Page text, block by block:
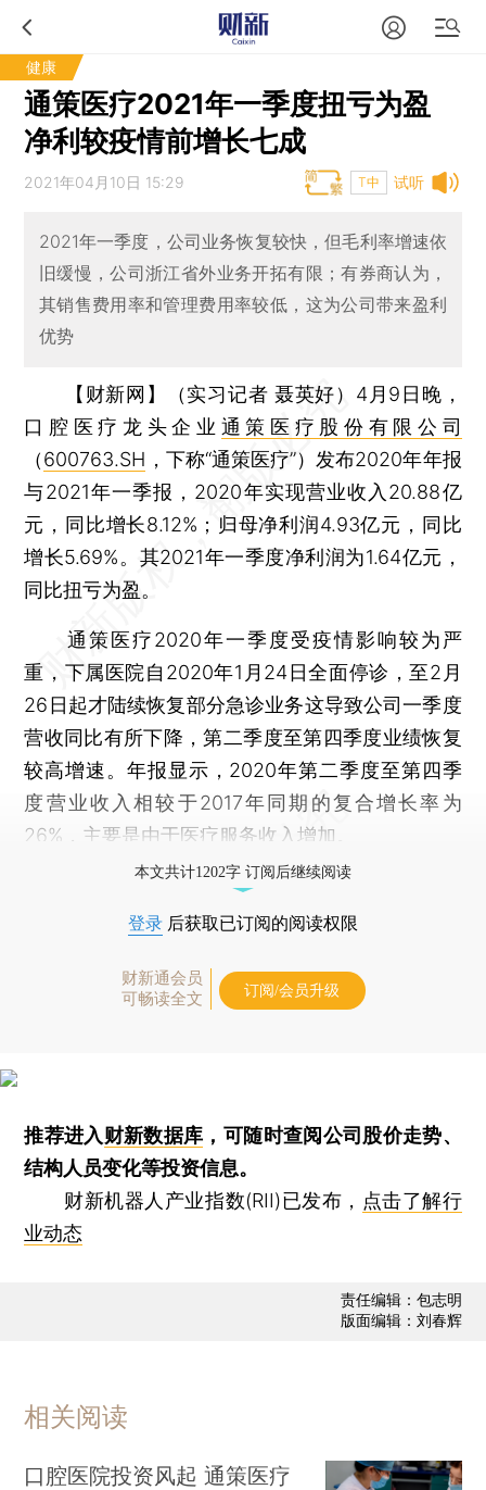
健康
通策医疗2021年一季度扭亏为盈
净利较疫情前增长七成
试听
2021年04月10日 15:29 T中
2021年一季度，公司业务恢复较快，但毛利率增速依
旧缓慢，公司浙江省外业务开拓有限；有券商认为，
其销售费用率和管理费用率较低，这为公司带来盈利
优势
【财新网】（实习记者 聂英好） 4月9日晚，
口腔医疗龙头企业 通策医疗股份有限公司
（600763.SH ，下称“通策医疗”）发布2020年年报
与2021年一季报，2020年实现营业收入20.88亿
元，同比增长8.12%；归母净利润4.93亿元，同比
增长5.69%。其2021年一季度净利润为1.64亿元，
同比扭亏为盈。
通策医疗2020年一季度受疫情影响较为严
重，下属医院自2020年1月24日全面停诊，至2月
26日起才陆续恢复部分急诊业务这导致公司一季度
营收同比有所下降，第二季度至第四季度业绩恢复
较高增速。年报显示，2020年第二季度至第四季
度营业收入相较于2017年同期的复合增长率为
26%，主要是由于医疗服务收入增加。
本文共计1202字 订阅后继续阅读
登录 后获取已订阅的阅读权限
财新通会员
可畅读全文
订阅/会员升级
推荐进入财新数据库 ，可随时查阅公司股价走势、
结构人员变化等投资信息。
财新机器人产业指数(RII)已发布， 点击了解行
业动态
责任编辑：包志明
版面编辑：刘春辉
相关阅读
口腔医院投资风起 通策医疗